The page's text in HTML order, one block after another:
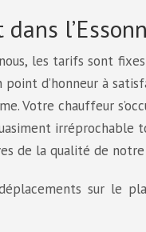
les tarifs sont
point d’honneur à
Votre chauffeur
irréprochable
de la qualité de
sur le